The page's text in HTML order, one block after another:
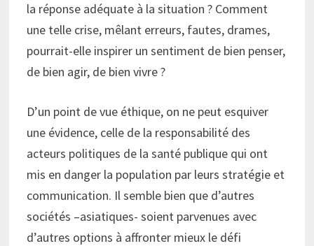
la réponse adéquate à la situation ? Comment
une telle crise, mêlant erreurs, fautes, drames,
pourrait-elle inspirer un sentiment de bien penser,
de bien agir, de bien vivre ?
D’un point de vue éthique, on ne peut esquiver
une évidence, celle de la responsabilité des
acteurs politiques de la santé publique qui ont
mis en danger la population par leurs stratégie et
communication. Il semble bien que d’autres
sociétés –asiatiques- soient parvenues avec
d’autres options à affronter mieux le défi